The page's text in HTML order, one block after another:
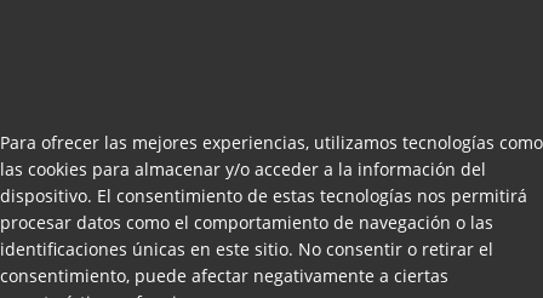
Para ofrecer las mejores experiencias, utilizamos tecnologías como
las cookies para almacenar y/o acceder a la información del
dispositivo. El consentimiento de estas tecnologías nos permitirá
procesar datos como el comportamiento de navegación o las
identificaciones únicas en este sitio. No consentir o retirar el
consentimiento, puede afectar negativamente a ciertas